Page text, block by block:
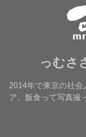
っむさ
2014年で東京の社会
ア。飯食って写真撮